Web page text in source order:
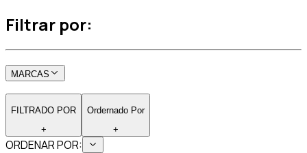
Filtrar por:
MARCAS
FILTRADO POR
+
Ordernado Por
+
ORDENAR POR: